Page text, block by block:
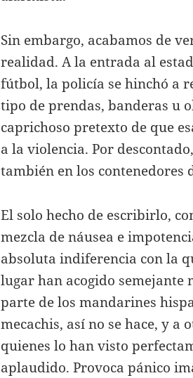
Sin embargo, acabamos de
realidad. A la entrada al
fútbol, la policía se hinchó a
tipo de prendas, banderas u
caprichoso pretexto de que
a la violencia. Por
también en los contenedores
El solo hecho de escribirlo,
mezcla de náusea e
absoluta indiferencia con la
lugar han acogido
parte de los mandarines
mecachis, así no se hace, y a
quienes lo han visto
aplaudido. Provoca pánico